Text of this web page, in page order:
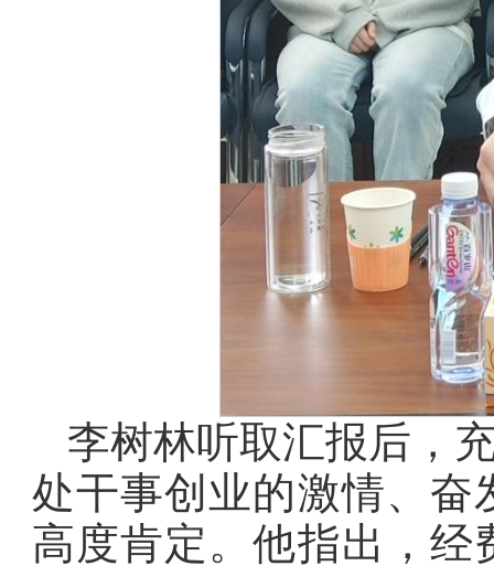
李树林听取汇报后，
处干事创业的激情、奋
高度肯定。他指出，经